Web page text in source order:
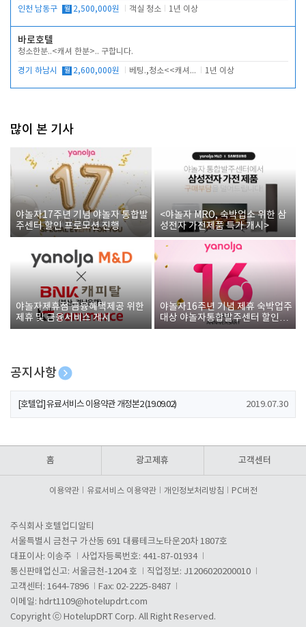
인천 남동구 월 2,500,000원 객실 청소 1년 이상
바로호텔
청소한분..<캐셔 한분>.. 구합니다.
경기 하남시 월 2,600,000원 베팅.,청소<<캐셔 모셔봅니다. 1년 이상
많이 본 기사
야놀자17주년 기념 야놀자 통합발
주센터 할인 프로모션 진행
<야놀자 MRO, 숙박업소 위한 삼
성전자 가전제품 특가 개시>
야놀자제휴점 금융혜택제공 위한
제휴 및 금융서비스 게시
야놀자16주년 기념 제휴 숙박업주
대상 야놀자통합발주센터 할인쿠
폰 증정
공지사항
[호텔업] 개인정보 처리방침 개정본1 (19.09.02)
[호텔업] 유료서비스 이용약관 개정본2 (19.09.02) 2019.07.30
홈 광고제휴 고객센터
이용약관 유료서비스 이용약관 개인정보처리방침 PC버전
주식회사 호텔업디알티
서울특별시 금천구 가산동 691 대륭테크노타운20차 1807호
대표이사: 이송주
사업자등록번호: 441-87-01934
통신판매업신고: 서울금천-1204 호
직업정보: J1206020200010
고객센터: 1644-7896
Fax: 02-2225-8487
이메일: hdrt1109@hotelupdrt.com
Copyright ⓒ HotelupDRT Corp. All Right Reserved.